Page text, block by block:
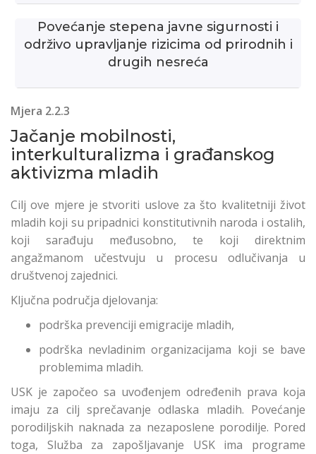
Povećanje stepena javne sigurnosti i
održivo upravljanje rizicima od prirodnih i
drugih nesreća
Mjera 2.2.3
Jačanje mоbilnоsti,
intеrkulturаlizma i građanskog
aktivizma mlаdih
Cilj ove mjere je stvoriti uslove za što kvalitetniji život
mladih koji su pripadnici konstitutivnih naroda i ostalih,
koji sarađuju međusobno, te koji direktnim
angažmanom učestvuju u procesu odlučivanja u
društvenoj zajednici.
Ključna područja djelovanja:
podrška prevenciji emigracije mladih,
podrška nevladinim organizacijama koji se bave
problemima mladih.
USK je započeo sa uvođenjem određenih prava koja
imaju za cilj sprečavanje odlaska mladih. Povećanje
porodiljskih naknada za nezaposlene porodilje. Pored
toga, Služba za zapošljavanje USK ima programe